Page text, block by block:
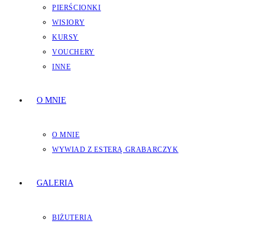
PIERŚCIONKI
WISIORY
KURSY
VOUCHERY
INNE
O MNIE
O MNIE
WYWIAD Z ESTERĄ GRABARCZYK
GALERIA
BIŻUTERIA